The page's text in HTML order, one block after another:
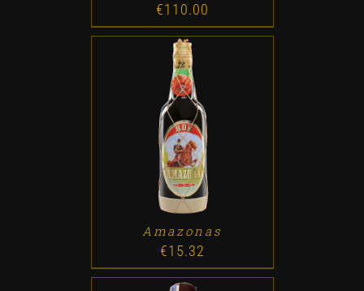
€110.00
ADD TO CART / DETALLES
Amazonas
€15.32